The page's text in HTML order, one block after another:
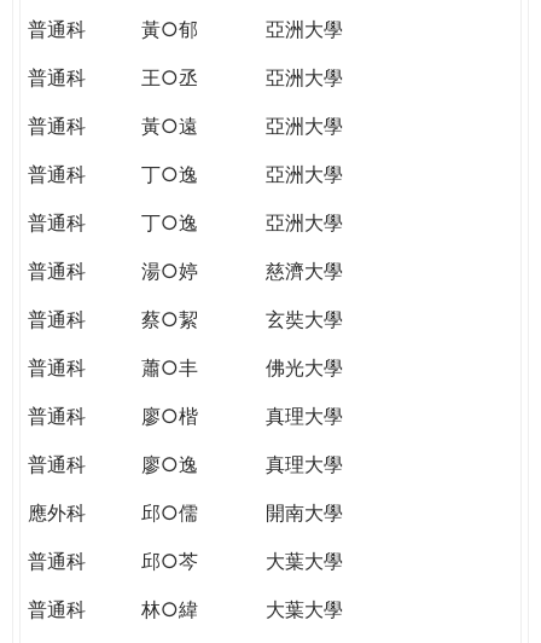
普通科 黃○郁
亞洲大學
普通科
王○丞
亞洲大學
普通科
黃○遠
亞洲大學
普通科
丁○逸
亞洲大學
普通科
丁○逸
亞洲大學
普通科
湯○婷
慈濟大學
普通科
蔡○絜
玄奘大學
普通科
蕭○丰
佛光大學
普通科
廖○楷
真理大學
普通科
廖○逸
真理大學
應外科
邱○儒
開南大學
普通科
邱○芩
大葉大學
普通科
林○緯
大葉大學